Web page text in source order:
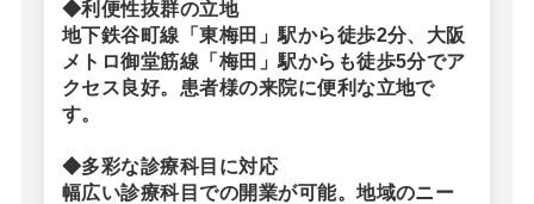
◆利便性抜群の立地
地下鉄谷町線「東梅田」駅から徒歩2分、大阪
メトロ御堂筋線「梅田」駅からも徒歩5分でア
クセス良好。患者様の来院に便利な立地で
す。
◆多彩な診療科目に対応
幅広い診療科目での開業が可能。地域のニー